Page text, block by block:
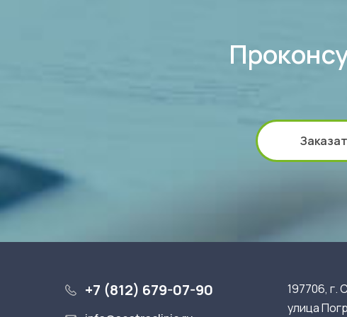
+7 (812) 679-07-90
197706, г.
улица